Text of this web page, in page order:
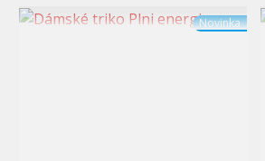
Novinka